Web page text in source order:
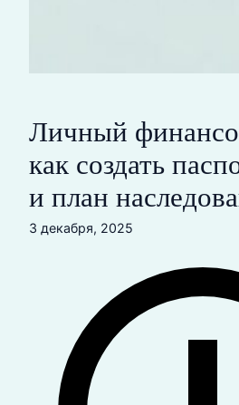
Личный
как создать
и план
3 декабря, 2025